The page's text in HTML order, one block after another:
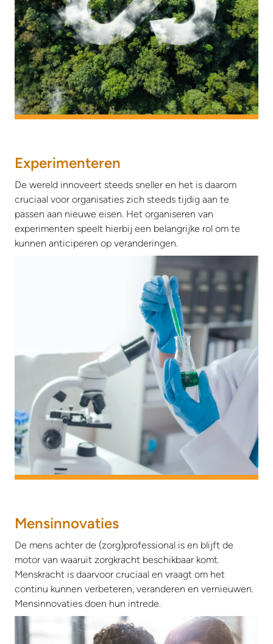
Experimenteren
De wereld innoveert steeds sneller en het is daarom
cruciaal voor organisaties zich steeds tijdig aan te
passen aan nieuwe eisen. Het organiseren van
experimenten speelt hierbij een belangrijke rol om te
kunnen anticiperen op veranderingen.
Mensinnovaties
De mens achter de (zorg)professional is en blijft de
motor van waaruit zorgkracht beschikbaar komt.
Menskracht is daarvoor cruciaal en vraagt om het
continu kunnen verbeteren, veranderen en vernieuwen.
Mensinnovaties doen hun intrede.